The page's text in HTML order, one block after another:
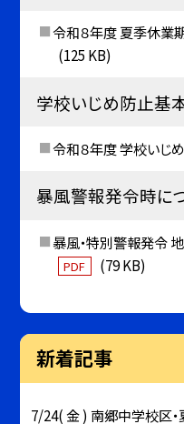
令和８年度 夏季休業
(125 KB)
学校いじめ防止基
令和８年度 学校いじ
暴風警報発令時に
暴風・特別警報発令
PDF (79 KB)
新着記事
7/24( 金 ) 南郷中学校区